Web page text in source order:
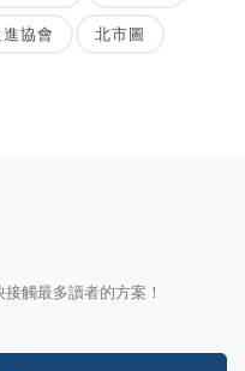
協會 北市圖
觸最多讀者的方案！